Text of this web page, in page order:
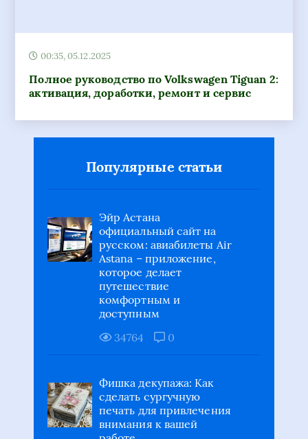
00:35, 05.12.2025
Полное руководство по Volkswagen Tiguan 2:
активация, доработки, ремонт и сервис
Популярные статьи
Эйр Астана
официальный сайт на
русском: авиабилеты Air
Astana – приложение,
которое делает
путешествие
комфортным и
доступным
34764
0
Фишка декупажа: Как
сделать сургучную
печать для привлечения
внимания к вашей